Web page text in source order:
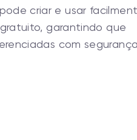
criar e usar
garantindo que
com segurança